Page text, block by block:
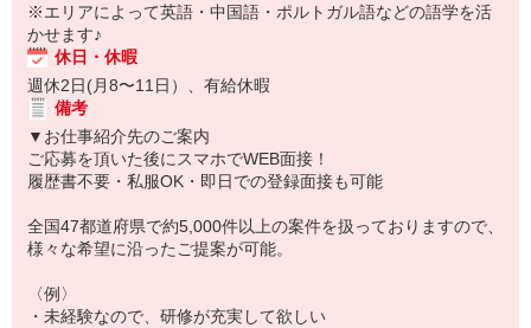
※エリアによって英語・中国語・ポルトガル語などの語学を活
かせます♪
休日・休暇
週休2日(月8〜11日）、有給休暇
備考
▼お仕事紹介先のご案内
ご応募を頂いた後にスマホでWEB面接！
履歴書不要・私服OK・即日での登録面接も可能
全国47都道府県で約5,000件以上の案件を扱っておりますので、
様々な希望に沿ったご提案が可能。
〈例〉
・未経験なので、研修が充実して欲しい